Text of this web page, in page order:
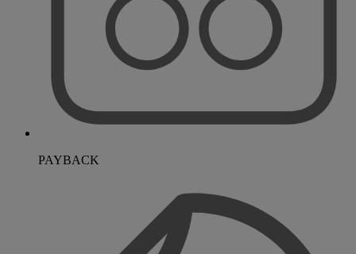
PAYBACK